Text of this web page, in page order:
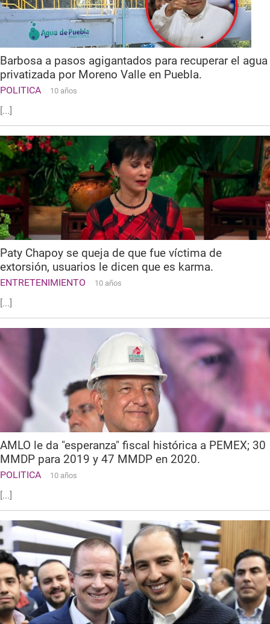
Barbosa a pasos agigantados para recuperar el agua
privatizada por Moreno Valle en Puebla.
POLITICA 10 años
[...]
Paty Chapoy se queja de que fue víctima de
extorsión, usuarios le dicen que es karma.
ENTRETENIMIENTO 10 años
[...]
AMLO le da "esperanza" fiscal histórica a PEMEX; 30
MMDP para 2019 y 47 MMDP en 2020.
POLITICA 10 años
[...]